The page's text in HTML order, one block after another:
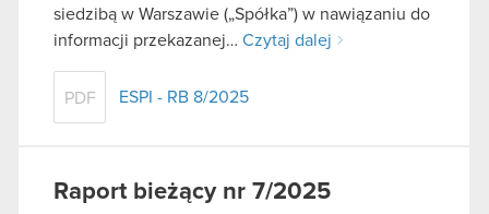
siedzibą w Warszawie („Spółka”) w nawiązaniu do
informacji przekazanej… Czytaj dalej
PDF ESPI - RB 8/2025
Raport bieżący nr 7/2025